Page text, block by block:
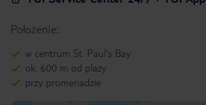
Położenie:
w centrum St. Paul's Bay
ok. 600 m od plaży
przy promenadzie